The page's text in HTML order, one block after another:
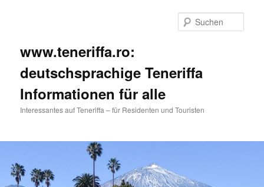
www.teneriffa.ro:
deutschsprachige Teneriffa
Informationen für alle
Interessantes auf Teneriffa – für Residenten und Touristen